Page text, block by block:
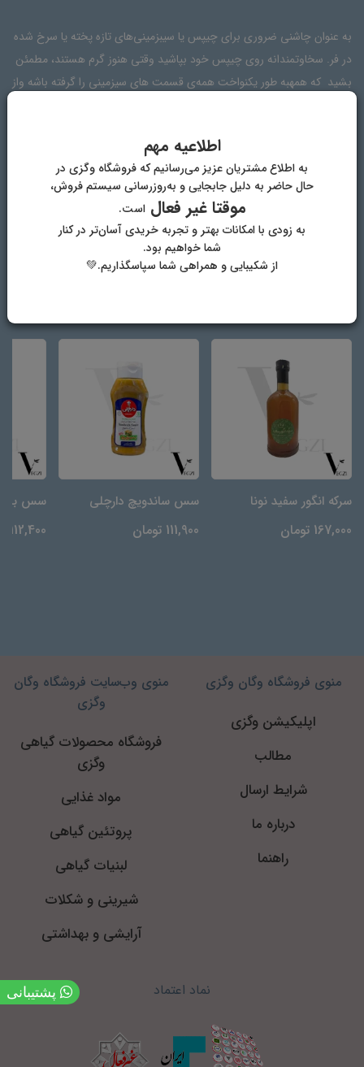
به عنوان چاشنی ضروری برای چیپس‌ یا سیبزمینی‌های تازه پخته یا سرخ شده
در فر. سخاوتمندانه روی چیپس خود بپاشید وقتی هنوز گرم هستند، مطمئن
بشید که همهبه طور یکنواخت همه‌ی قسمت های سیزمینی را گرفته باشه واز
ترکیبات دیدگاه‌ها
نمک دریا، پاپریکا، ادویه‌های معطر
سرکه انگور سفید نونا
167,000 تومان
سس ساندویچ دارچلی
111,900 تومان
سس
112,400 تومان
اطلاعیه مهم
به اطلاع مشتریان عزیز می‌رسانیم که فروشگاه وگزی در
حال حاضر به دلیل جابجایی و به‌روزرسانی سیستم فروش،
موقتا غیر فعالاست.
به زودی با امکانات بهتر و تجربه خریدی آسان‌تر در کنار
شما خواهیم بود.
از شکیبایی و همراهی شما سپاسگذاریم.💚
منوی فروشگاه وگان وگزی
اپلیکیشن وگزی
مطالب
شرایط ارسال
درباره ما
راهنما
منوی وب‌سایت فروشگاه وگان
وگزی
فروشگاه محصولات گیاهی
وگزی
مواد غذایی
پروتئین گیاهی
لبنیات گیاهی
شیرینی و شکلات
آرایشی و بهداشتی
نماد اعتماد پشتیبانی